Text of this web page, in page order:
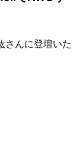
さんに登壇いた